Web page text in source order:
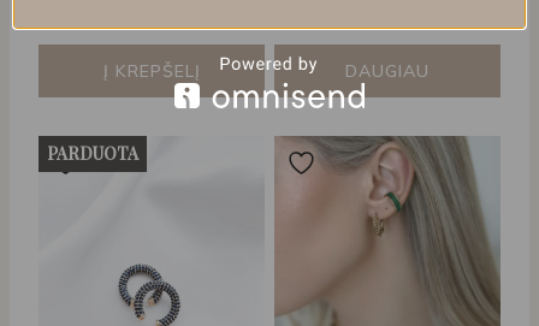
Į KREPŠELĮ DAUGIAU
PARDUOTA